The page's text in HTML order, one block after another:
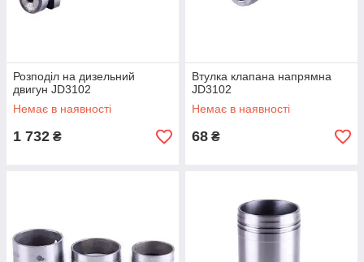
Розподіл на дизельний
двигун JD3102
Немає в наявності
1 732 ₴
Втулка клапана напрямна
JD3102
Немає в наявності
68 ₴